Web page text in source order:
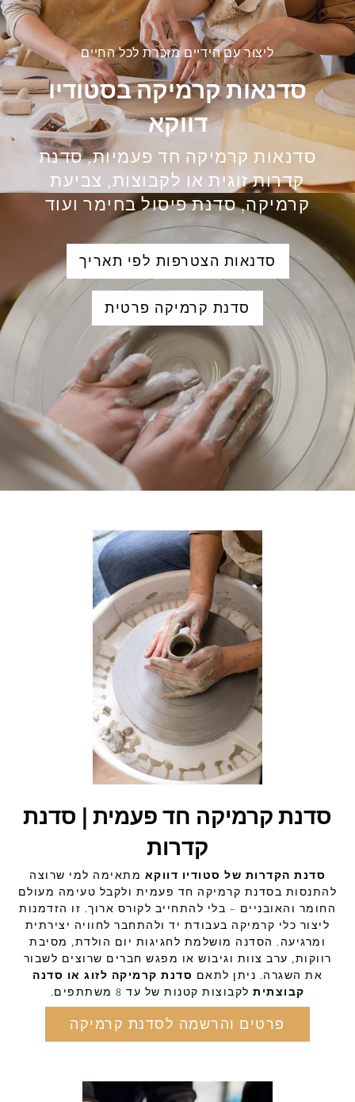
ליצור עם הידיים מזכרת לכל החיים
סדנאות קרמיקה בסטודיו
דווקא
סדנאות קרמיקה חד פעמיות, סדנת
קדרות זוגית או לקבוצות, צביעת
קרמיקה, סדנת פיסול בחימר ועוד
סדנאות הצטרפות לפי תאריך
סדנת קרמיקה פרטית
סדנת קרמיקה חד פעמית | סדנת
קדרות
סדנת הקדרות של סטודיו דווקא מתאימה למי שרוצה
להתנסות בסדנת קרמיקה חד פעמית ולקבל טעימה מעולם
החומר והאובניים – בלי להתחייב לקורס ארוך. זו הזדמנות
ליצור כלי קרמיקה בעבודת יד ולהתחבר לחוויה יצירתית
ומרגיעה. הסדנה מושלמת לחגיגות יום הולדת, מסיבת
רווקות, ערב צוות וגיבוש או מפגש חברים שרוצים לשבור
את השגרה. ניתן לתאם סדנת קרמיקה לזוג או סדנה
קבוצתית לקבוצות קטנות של עד 8 משתתפים.
פרטים והרשמה לסדנת קרמיקה